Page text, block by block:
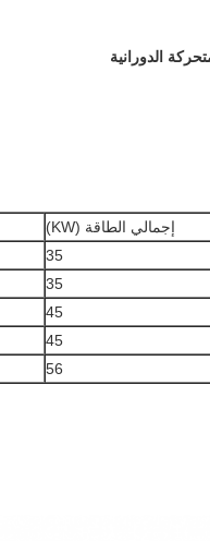
الدورانية
إجمالي الطاقة (KW)
35
35
45
45
56